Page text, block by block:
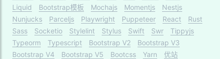
Liquid
Bootstrap模板 Mochajs Momentjs
Nestjs
Nunjucks
Parceljs Playwright Puppeteer React
Rust
Sass
Socketio Stylelint Stylus Swift Swr
Tippyjs
Typeorm
Typescript Bootstrap V2
Bootstrap V3
Bootstrap V4
Bootstrap V5 Bootcss Yarn 优站